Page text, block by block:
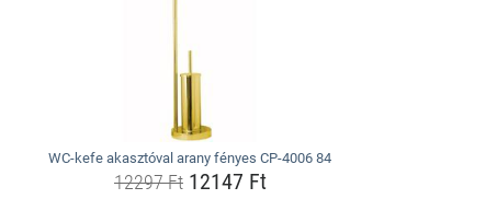
WC-kefe akasztóval arany fényes CP-4006 84
12297 Ft12147 Ft